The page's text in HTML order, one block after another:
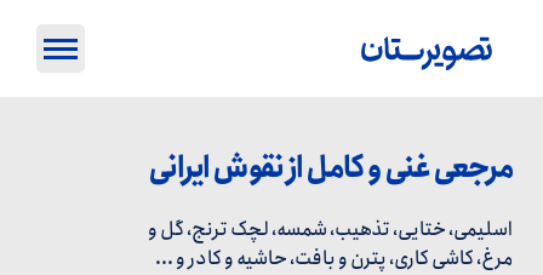
مرجعی غنی و کامل از نقوش ایرانی
اسلیمی، ختایی، تذهیب، شمسه، لچک ترنج، گل و
مرغ، کاشی کاری، پترن و بافت، حاشیه و کادر و ...